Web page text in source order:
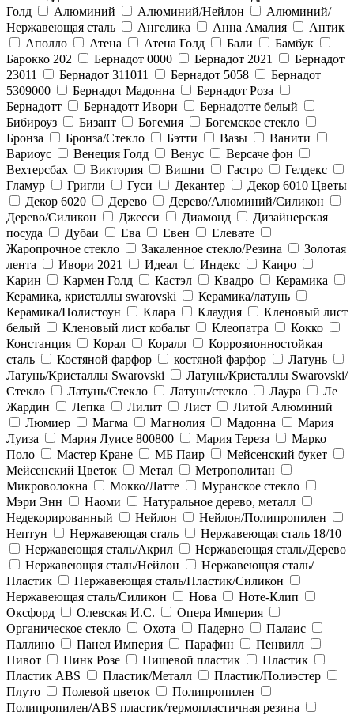
Голд
Алюминий Алюминий/Нейлон
Алюминий/
Нержавеющая сталь
Ангелика Анна Амалия
Антик
Аполло
Атена Атена Голд Бали
Бамбук
Барокко 202
Бернадот 0000 Бернадот 2021
Бернадот
23011
Бернадот 311011 Бернадот 5058
Бернадот
5309000
Бернадот Мадонна
Бернадот Роза
Бернадотт
Бернадотт Ивори
Бернадотте белый
Бибироуз
Бизант Богемия
Богемское стекло
Бронза
Бронза/Стекло Бэтти Вазы
Ванити
Вариоус
Венеция Голд Венус
Версаче фон
Вехтерсбах
Виктория Вишни Гастро
Гелдекс
Гламур
Григли Гуси Декантер
Декор 6010 Цветы
Декор 6020
Дерево
Дерево/Алюминий/Силикон
Дерево/Силикон
Джесси Диамонд
Дизайнерская
посуда
Дубаи Ева Евен
Елевате
Жаропрочное стекло
Закаленное стекло/Резина
Золотая
лента
Ивори 2021 Идеал Индекс
Каиро
Карин
Кармен Голд Кастэл Квадро
Керамика
Керамика, кристаллы swarovski
Керамика/латунь
Керамика/Полистоун
Клара Клаудия
Кленовый лист
белый
Кленовый лист кобальт Клеопатра
Кокко
Констанция
Корал Коралл
Коррозионностойкая
сталь
Костяной фарфор костяной фарфор
Латунь
Латунь/Кристаллы Swarovski
Латунь/Кристаллы Swarovski/
Стекло
Латунь/Стекло Латунь/стекло Лаура
Ле
Жардин
Лепка Лилит Лист
Литой Алюминий
Люмиер
Магма Магнолия Мадонна
Мария
Луиза
Мария Луисе 800800 Мария Тереза
Марко
Поло
Мастер Кране МБ Паир
Мейсенский букет
Мейсенский Цветок
Метал
Метрополитан
Микроволокна
Мокко/Латте
Муранское стекло
Мэри Энн
Наоми
Натуральное дерево, металл
Недекорированный
Нейлон
Нейлон/Полипропилен
Нептун
Нержавеющая сталь
Нержавеющая сталь 18/10
Нержавеющая сталь/Акрил
Нержавеющая сталь/Дерево
Нержавеющая сталь/Нейлон
Нержавеющая сталь/
Пластик
Нержавеющая сталь/Пластик/Силикон
Нержавеющая сталь/Силикон
Нова
Ноте-Клип
Оксфорд
Олевская И.С.
Опера Империя
Органическое стекло
Охота Падерно
Палаис
Паллино
Панел Империя Парафин
Пенвилл
Пивот
Пинк Розе Пищевой пластик
Пластик
Пластик ABS
Пластик/Металл
Пластик/Полиэстер
Плуто
Полевой цветок
Полипропилен
Полипропилен/ABS пластик/термопластичная резина